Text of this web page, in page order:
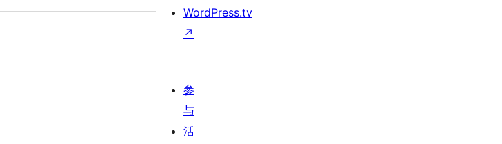
WordPress.tv
↗
参
与
活